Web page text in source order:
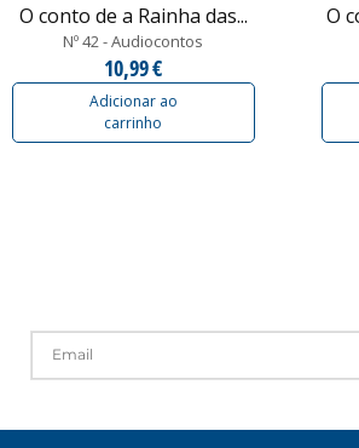
O conto de a Rainha das...
Nº 42 - Audiocontos
10,99 €
Adicionar ao
carrinho
O